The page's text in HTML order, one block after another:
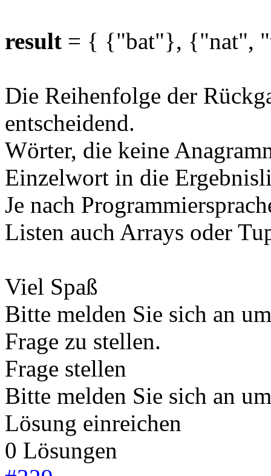
result = { {"bat"}, {"nat",
Die Reihenfolge der
entscheidend.
Wörter, die keine
Einzelwort in die
Je nach
Listen auch Arrays oder
Viel Spaß
Bitte melden Sie sich an
Frage zu stellen.
Frage stellen
Bitte melden Sie sich an
Lösung einreichen
0 Lösungen